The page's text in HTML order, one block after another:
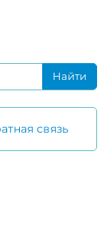
связь